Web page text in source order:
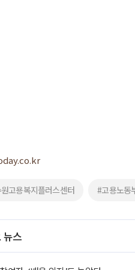
고용복지플러스센터 #고용노동
뉴스